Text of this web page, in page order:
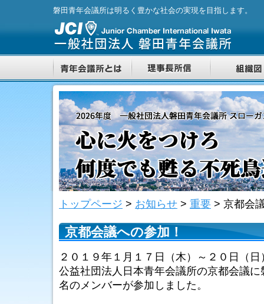
磐田青年会議所は明るく豊かな社会の実現を目指します。
トップページ > お知らせ > 重要 > 京都会
京都会議への参加！
２０１９年１月１７日（木）～２０日（日
公益社団法人日本青年会議所の京都会議
名のメンバーが参加しました。